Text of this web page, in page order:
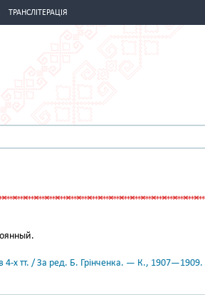
ТРАНСЛІТЕРАЦІЯ
4-х тт. / За ред. Б. Грінченка. — К., 1907—1909.